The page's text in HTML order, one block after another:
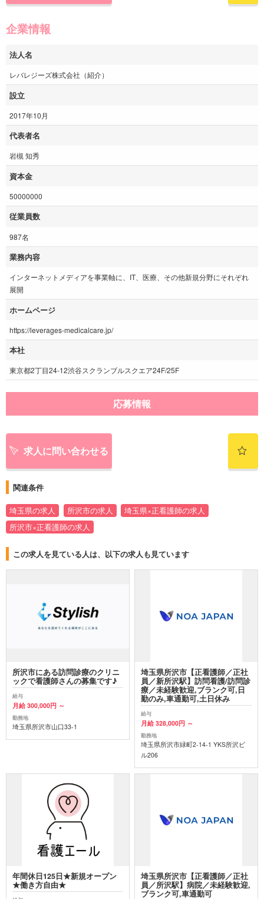
企業情報
法人名
レバレジーズ株式会社（紹介）
設立
2017年10月
代表者名
岩槻 知秀
資本金
50000000
従業員数
987名
業務内容
インターネットメディアを事業軸に、IT、医療、その他新規分野にそれぞれ
展開
ホームページ
https://leverages-medicalcare.jp/
本社
東京都2丁目24-12渋谷スクランブルスクエア24F/25F
応募情報
求人に問い合わせる
関連条件
埼玉県の求人 所沢市の求人
埼玉県×正看護師の求人
所沢市×正看護師の求人
この求人を見ている人は、以下の求人も見ています
所沢市にある訪問診療のクリニ
ックで看護師さんの募集です♪
給与
月給 300,000円 ～
勤務地
埼玉県所沢市山口33-1
埼玉県所沢市【正看護師／正社
員／新所沢駅】訪問看護/訪問診
療／未経験歓迎,ブランク可,日
勤のみ,車通勤可,土日休み
給与
月給 328,000円 ～
勤務地
埼玉県所沢市緑町2-14-1 YKS所沢ビ
ル206
年間休日125日★新規オープン
★働き方自由★
埼玉県所沢市【正看護師／正社
員／所沢駅】病院／未経験歓迎,
ブランク可,車通勤可